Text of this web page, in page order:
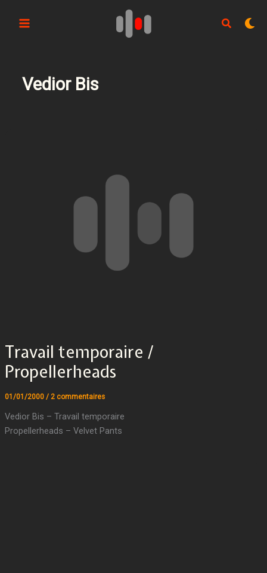
Vedior Bis
Travail temporaire /
Propellerheads
01/01/2000 / 2 commentaires
Vedior Bis – Travail temporaire
Propellerheads – Velvet Pants